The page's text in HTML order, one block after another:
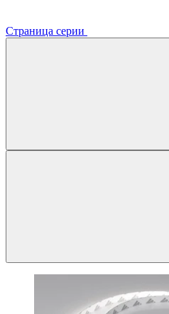
Страница серии